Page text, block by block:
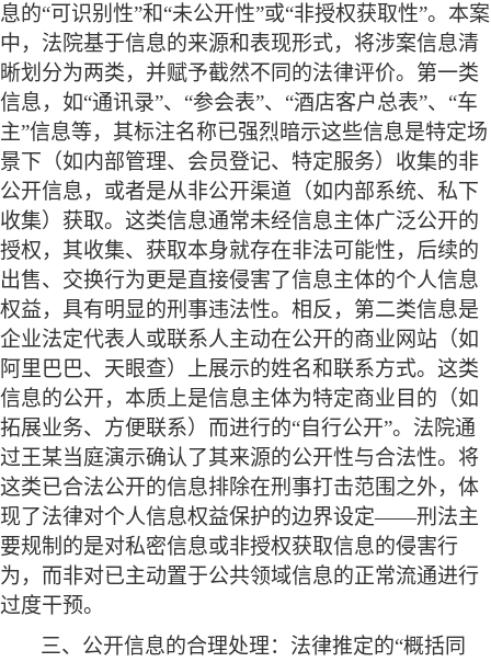
息的“可识别性”和“未公开性”或“非授权获取性”。本案
中，法院基于信息的来源和表现形式，将涉案信息清
晰划分为两类，并赋予截然不同的法律评价。第一类
信息，如“通讯录”、“参会表”、“酒店客户总表”、“车
主”信息等，其标注名称已强烈暗示这些信息是特定场
景下（如内部管理、会员登记、特定服务）收集的非
公开信息，或者是从非公开渠道（如内部系统、私下
收集）获取。这类信息通常未经信息主体广泛公开的
授权，其收集、获取本身就存在非法可能性，后续的
出售、交换行为更是直接侵害了信息主体的个人信息
权益，具有明显的刑事违法性。相反，第二类信息是
企业法定代表人或联系人主动在公开的商业网站（如
阿里巴巴、天眼查）上展示的姓名和联系方式。这类
信息的公开，本质上是信息主体为特定商业目的（如
拓展业务、方便联系）而进行的“自行公开”。法院通
过王某当庭演示确认了其来源的公开性与合法性。将
这类已合法公开的信息排除在刑事打击范围之外，体
现了法律对个人信息权益保护的边界设定——刑法主
要规制的是对私密信息或非授权获取信息的侵害行
为，而非对已主动置于公共领域信息的正常流通进行
过度干预。
三、公开信息的合理处理：法律推定的“概括同